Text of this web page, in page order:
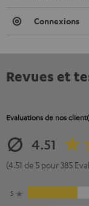
Connexions
Revues et
Evaluations de nos
4.51
(4.51 de 5 pour 385
5